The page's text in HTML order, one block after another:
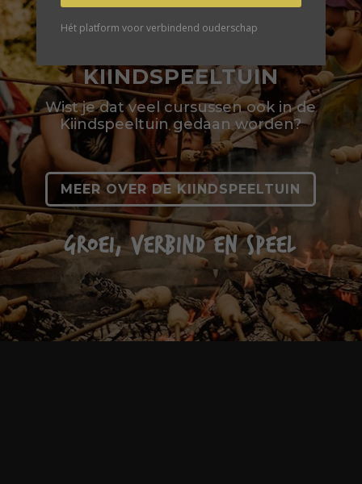
KIINDSPEELTUIN
Wist je dat veel cursussen ook in de
Kiindspeeltuin gedaan worden?
MEER OVER DE KIINDSPEELTUIN
GROEI, VERBIND EN SPEEL
Hét platform voor verbindend ouderschap